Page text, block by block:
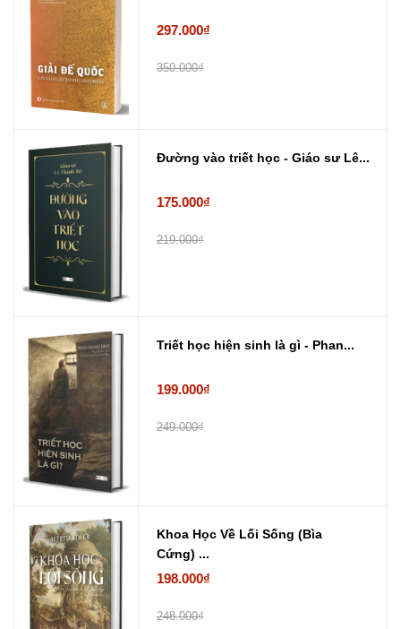
297.000₫
350.000₫
Đường vào triết học - Giáo sư Lê...
175.000₫
219.000₫
Triết học hiện sinh là gì - Phan...
199.000₫
249.000₫
Khoa Học Về Lối Sống (Bìa
Cứng) ...
198.000₫
248.000₫